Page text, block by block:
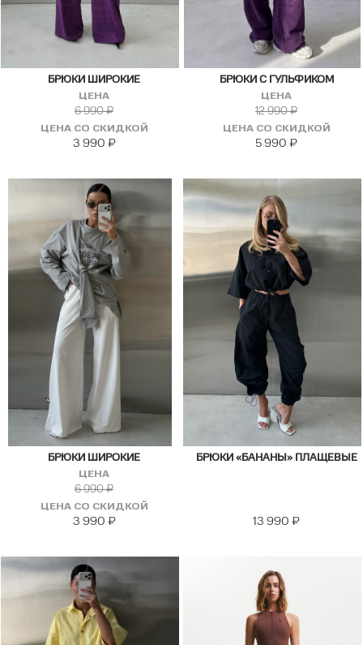
БРЮКИ ШИРОКИЕ
ЦЕНА
6 990₽
ЦЕНА СО СКИДКОЙ
3 990 ₽
БРЮКИ С ГУЛЬФИКОМ
ЦЕНА
12 990₽
ЦЕНА СО СКИДКОЙ
5 990 ₽
БРЮКИ ШИРОКИЕ
ЦЕНА
6 990₽
ЦЕНА СО СКИДКОЙ
3 990 ₽
БРЮКИ «БАНАНЫ» ПЛАЩЕВЫЕ
13 990 ₽